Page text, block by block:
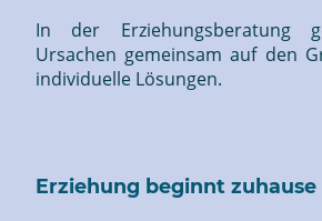
In der Erziehungsberatung
Ursachen gemeinsam auf den
individuelle Lösungen.
Erziehung beginnt zuhause